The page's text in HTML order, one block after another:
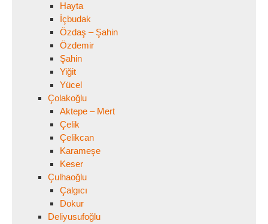
Hayta
İçbudak
Özdaş – Şahin
Özdemir
Şahin
Yiğit
Yücel
Çolakoğlu
Aktepe – Mert
Çelik
Çelikcan
Karameşe
Keser
Çulhaoğlu
Çalgıcı
Dokur
Deliyusufoğlu